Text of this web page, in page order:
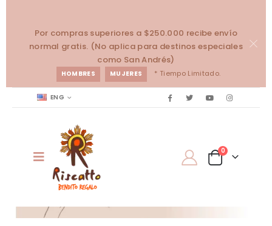
Por compras superiores a $250.000 recibe envío
normal gratis. (No aplica para destinos especiales
como San Andrés)
HOMBRES MUJERES * Tiempo Limitado.
ENG
0